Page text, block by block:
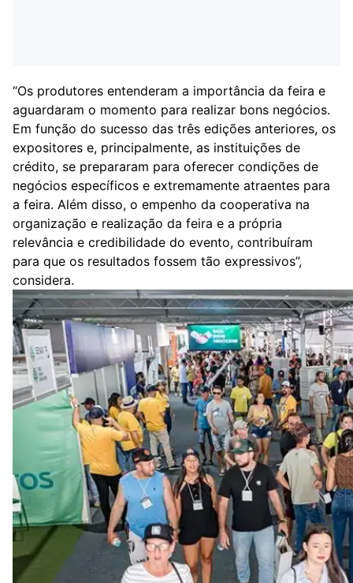
“Os produtores entenderam a importância da feira e
aguardaram o momento para realizar bons negócios.
Em função do sucesso das três edições anteriores, os
expositores e, principalmente, as instituições de
crédito, se prepararam para oferecer condições de
negócios específicos e extremamente atraentes para
a feira. Além disso, o empenho da cooperativa na
organização e realização da feira e a própria
relevância e credibilidade do evento, contribuíram
para que os resultados fossem tão expressivos”,
considera.